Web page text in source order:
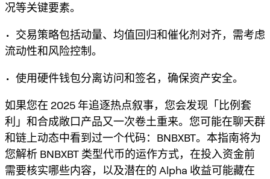
况等关键要素。
• 交易策略包括动量、均值回归和催化剂对齐，需考虑
流动性和风险控制。
• 使用硬件钱包分离访问和签名，确保资产安全。
如果您在 2025 年追逐热点叙事，您会发现「比例套
利」和合成敞口产品又一次卷土重来。您可能在聊天群
和链上动态中看到过一个代码：BNBXBT。本指南将为
您解析 BNBXBT 类型代币的运作方式，在投入资金前
需要核实哪些内容，以及潜在的 Alpha 收益可能藏在